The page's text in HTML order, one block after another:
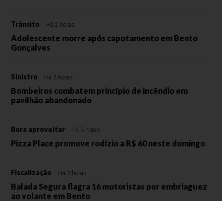
Trânsito Há 2 horas
Adolescente morre após capotamento em Bento
Gonçalves
Sinistro Há 3 horas
Bombeiros combatem princípio de incêndio em
pavilhão abandonado
Bora aproveitar Há 3 horas
Pizza Place promove rodízio a R$ 60 neste domingo
Fiscalização Há 3 horas
Balada Segura flagra 16 motoristas por embriaguez
ao volante em Bento